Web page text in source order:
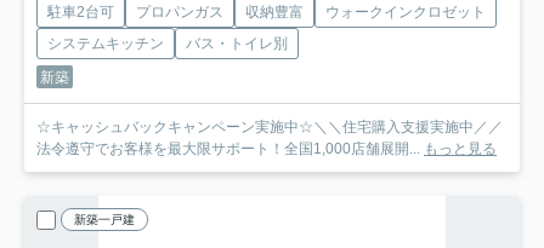
駐車2台可 プロパンガス 収納豊富
ウォークインクロゼット
システムキッチン
バス・トイレ別
新築
☆キャッシュバックキャンペーン実施中☆＼＼住宅購入支援実施中／／
法令遵守でお客様を最大限サポート！全国1,000店舗展開...
もっと見る
新築一戸建